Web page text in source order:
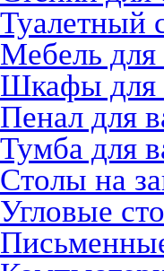
Туалетный
Мебель для
Шкафы для
Пенал для
Тумба для
Столы на
Угловые